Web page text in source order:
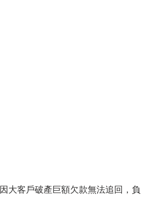
大客戶破產巨額欠款無法追回，負